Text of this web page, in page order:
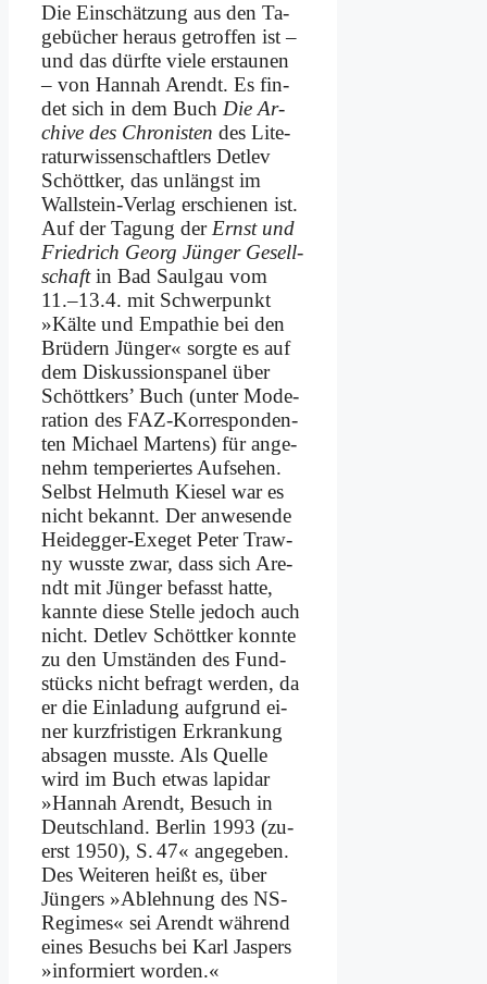
Die Ein­schät­zung aus den Ta­
ge­bü­cher her­aus ge­trof­fen ist –
und das dürf­te vie­le er­stau­nen
– von Han­nah Are­ndt. Es fin­
det sich in dem Buch Die Ar­
chi­ve des Chro­ni­sten des Li­te­
ra­tur­wis­sen­schaft­lers Det­lev
Schött­ker, das un­längst im
Wall­stein-Ver­lag er­schie­nen ist.
Auf der Ta­gung der Ernst und
Fried­rich Ge­org Jün­ger Ge­sell­
schaftin Bad Saul­gau vom
11.–13.4. mit Schwer­punkt
»Käl­te und Em­pa­thie bei den
Brü­dern Jün­ger« sorg­te es auf
dem Dis­kus­si­on­s­pa­nel über
Schött­kers’ Buch (un­ter Mo­de­
ra­ti­on des FAZ-Kor­re­spon­den­
ten Mi­cha­el Mar­tens) für an­ge­
nehm tem­pe­rier­tes Auf­se­hen.
Selbst Hel­muth Kie­sel war es
nicht be­kannt. Der an­we­sen­de
Heid­eg­ger-Ex­eget Pe­ter Traw­
ny wuss­te zwar, dass sich Are­
ndt mit Jün­ger be­fasst hat­te,
kann­te die­se Stel­le je­doch auch
nicht. Det­lev Schött­ker konn­te
zu den Um­stän­den des Fund­
stücks nicht be­fragt wer­den, da
er die Ein­la­dung auf­grund ei­
ner kurz­fri­sti­gen Er­kran­kung
ab­sa­gen muss­te. Als Quel­le
wird im Buch et­was la­pi­dar
»Han­nah Are­ndt, Be­such in
Deutsch­land. Ber­lin 1993 (zu­
erst 1950), S. 47« an­ge­ge­ben.
Des Wei­te­ren heißt es, über
Jün­gers »Ab­leh­nung des NS-
Re­gimes« sei Are­ndt wäh­rend
ei­nes Be­suchs bei Karl Jas­pers
»in­for­miert wor­den.«